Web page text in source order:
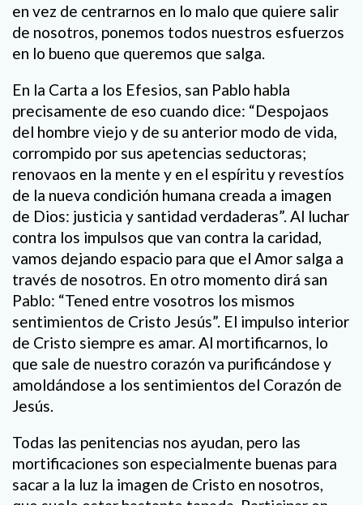
en vez de centrarnos en lo malo que quiere salir
de nosotros, ponemos todos nuestros esfuerzos
en lo bueno que queremos que salga.
En la Carta a los Efesios, san Pablo habla
precisamente de eso cuando dice: “Despojaos
del hombre viejo y de su anterior modo de vida,
corrompido por sus apetencias seductoras;
renovaos en la mente y en el espíritu y revestíos
de la nueva condición humana creada a imagen
de Dios: justicia y santidad verdaderas”. Al luchar
contra los impulsos que van contra la caridad,
vamos dejando espacio para que el Amor salga a
través de nosotros. En otro momento dirá san
Pablo: “Tened entre vosotros los mismos
sentimientos de Cristo Jesús”. El impulso interior
de Cristo siempre es amar. Al mortificarnos, lo
que sale de nuestro corazón va purificándose y
amoldándose a los sentimientos del Corazón de
Jesús.
Todas las penitencias nos ayudan, pero las
mortificaciones son especialmente buenas para
sacar a la luz la imagen de Cristo en nosotros,